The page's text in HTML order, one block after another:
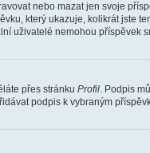
nebo mazat jen svoje
který ukazuje, kolikrát jste
uživatelé nemohou příspěvek
přes stránku Profil. Podpis
podpis k vybraným